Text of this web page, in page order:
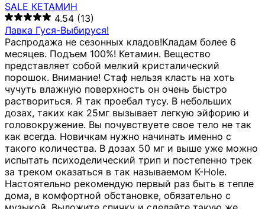
SALE КЕТАМИН
4.54 (13)
Лавка Гуся-Выбируся!
Распродажа не сезонных кладов!Кладам более 6
месяцев. Подъем 100%! Кетамин. Вещество
представляет собой мелкий кристалический
порошок. Внимание! Стаф нельзя класть на хоть
чучуть влажную поверхность он очень быстро
раствориться. Я так проебал тусу. В небольших
дозах, таких как 25мг вызывает легкую эйфорию и
головокружение. Вы почувствуете свое тело не так
как всегда. Новичкам нужно начинать именно с
такого количества. В дозах 50 мг и выше уже можно
испытать психоделический трип и постепенно трек
за треком оказаться в так называемом К-Hole.
Настоятельно рекомендую первый раз быть в тепле
дома, в комфортной обстановке, обязательно с